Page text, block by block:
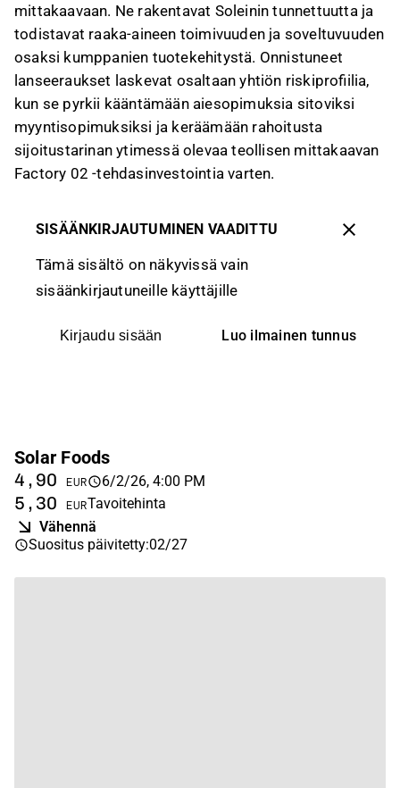
mittakaavaan. Ne rakentavat Soleinin tunnettuutta ja
todistavat raaka-aineen toimivuuden ja soveltuvuuden
osaksi kumppanien tuotekehitystä. Onnistuneet
lanseeraukset laskevat osaltaan yhtiön riskiprofiilia,
kun se pyrkii kääntämään aiesopimuksia sitoviksi
myyntisopimuksiksi ja keräämään rahoitusta
sijoitustarinan ytimessä olevaa teollisen mittakaavan
Factory 02 -tehdasinvestointia varten.
SISÄÄNKIRJAUTUMINEN VAADITTU
Tämä sisältö on näkyvissä vain
sisäänkirjautuneille käyttäjille
Kirjaudu sisään Luo ilmainen tunnus
Solar Foods
4,90 EUR 6/2/26, 4:00 PM
5,30 EURTavoitehinta
Vähennä
Suositus päivitetty:02/27